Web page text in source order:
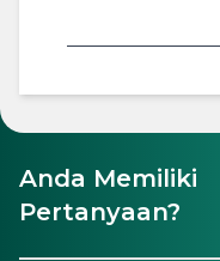
Anda Memiliki
Pertanyaan?